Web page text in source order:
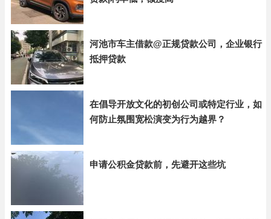
河池市车主借款@正规贷款公司，企业银行
抵押贷款
在倡导开放文化的初创公司或特定行业，如
何防止氛围宽松演变为行为越界？
申请公积金贷款前，先避开这些坑